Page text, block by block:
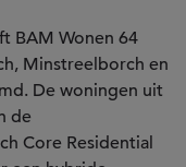
BAM Wonen 64
Minstreelborch en
De woningen uit
de
Core Residential